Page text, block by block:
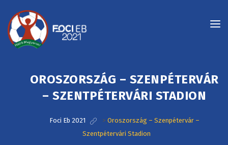
OROSZORSZÁG – SZENPÉTERVÁR
– SZENTPÉTERVÁRI STADION
Foci Eb 2021 > Oroszország – Szenpétervár –
Szentpétervári Stadion